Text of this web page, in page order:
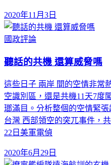
2020年11月3日
國政評論
聽話的共機 還算威脅嗎
這些日子 兩岸 間的空情非常
空識別區，還是共機11天7度
瑯滿目。分析整個的空情緊
台灣 西部領空的突兀事件，
22日美軍電偵
2020年6月29日